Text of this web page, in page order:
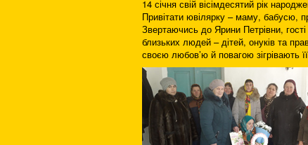
14 січня свій вісімдесятий рік
Привітати ювілярку – маму, бабусю,
Звертаючись до Ярини Петрівни,
близьких людей – дітей, онуків та
своєю любов’ю й повагою зігрівають